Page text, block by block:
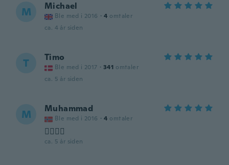
M Michael
Ble med i 2016 · 4 omtaler
ca. 4 år siden
T Timo
Ble med i 2017 · 341 omtaler
ca. 5 år siden
M Muhammad
Ble med i 2016 · 4 omtaler
👍🏻👍🏻
ca. 5 år siden